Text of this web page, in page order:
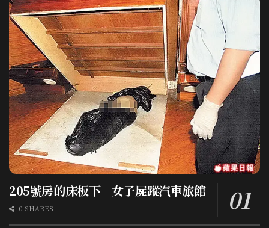
205號房的床板下 女子屍蹤汽車旅館
0 SHARES